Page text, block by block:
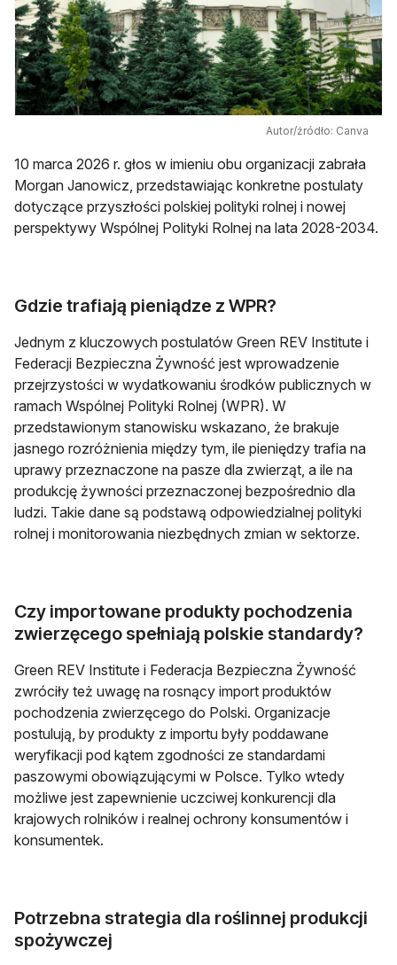
Autor/źródło: Canva
10 marca 2026 r. głos w imieniu obu organizacji zabrała
Morgan Janowicz, przedstawiając konkretne postulaty
dotyczące przyszłości polskiej polityki rolnej i nowej
perspektywy Wspólnej Polityki Rolnej na lata 2028-2034.
Gdzie trafiają pieniądze z WPR?
Jednym z kluczowych postulatów Green REV Institute i
Federacji Bezpieczna Żywność jest wprowadzenie
przejrzystości w wydatkowaniu środków publicznych w
ramach Wspólnej Polityki Rolnej (WPR). W
przedstawionym stanowisku wskazano, że brakuje
jasnego rozróżnienia między tym, ile pieniędzy trafia na
uprawy przeznaczone na pasze dla zwierząt, a ile na
produkcję żywności przeznaczonej bezpośrednio dla
ludzi. Takie dane są podstawą odpowiedzialnej polityki
rolnej i monitorowania niezbędnych zmian w sektorze.
Czy importowane produkty pochodzenia
zwierzęcego spełniają polskie standardy?
Green REV Institute i Federacja Bezpieczna Żywność
zwróciły też uwagę na rosnący import produktów
pochodzenia zwierzęcego do Polski. Organizacje
postulują, by produkty z importu były poddawane
weryfikacji pod kątem zgodności ze standardami
paszowymi obowiązującymi w Polsce. Tylko wtedy
możliwe jest zapewnienie uczciwej konkurencji dla
krajowych rolników i realnej ochrony konsumentów i
konsumentek.
Potrzebna strategia dla roślinnej produkcji
spożywczej